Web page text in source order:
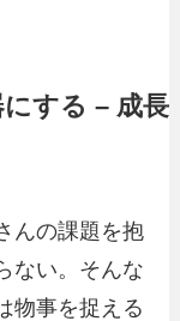
する – 成長
んの課題を抱
ない。そんな
物事を捉える